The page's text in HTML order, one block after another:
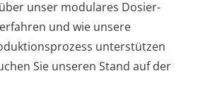
unser modulares Dosier-
und wie unsere
unterstützen
Sie unseren Stand auf der